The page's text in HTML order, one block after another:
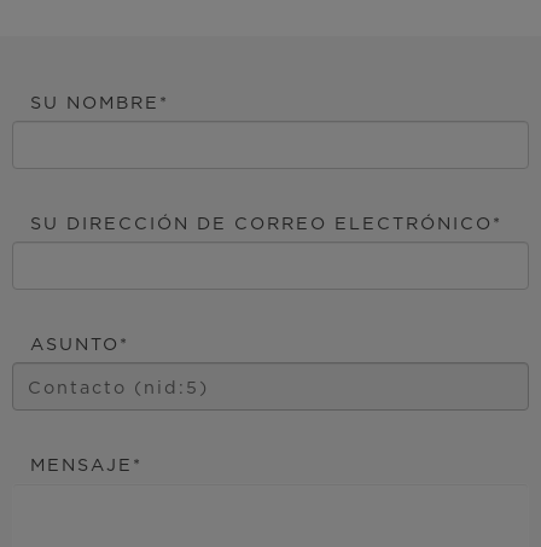
SU NOMBRE
SU DIRECCIÓN DE CORREO ELECTRÓNICO
ASUNTO
MENSAJE